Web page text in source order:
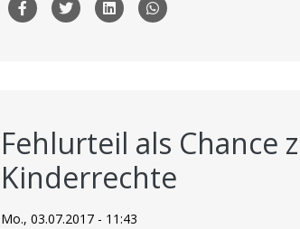
Fehlurteil als Chance
Kinderrechte
Mo., 03.07.2017 - 11:43